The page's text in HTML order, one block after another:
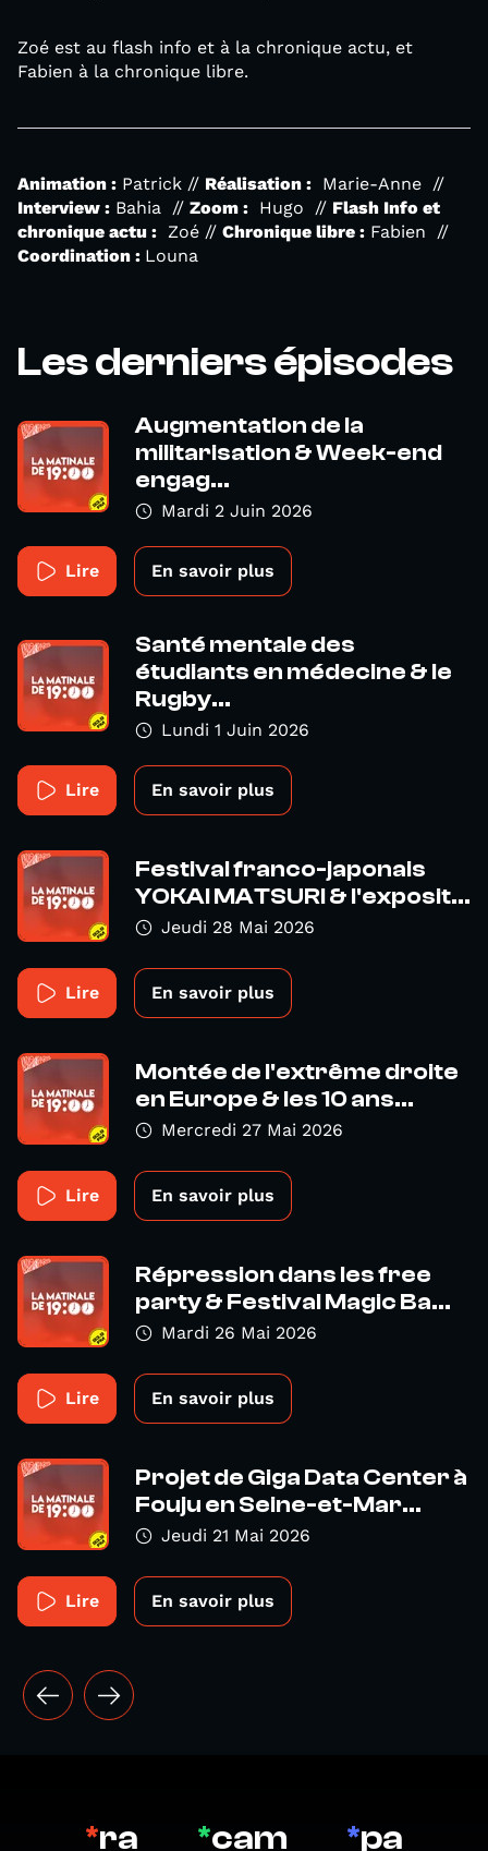
Zoé est au flash info et à la chronique actu, et
Fabien à la chronique libre.
Animation : Patrick // Réalisation : Marie-Anne //
Interview : Bahia // Zoom : Hugo // Flash Info et
chronique actu : Zoé // Chronique libre : Fabien //
Coordination : Louna
Les derniers épisodes
Augmentation de la
militarisation & Week-end
engag...
Mardi 2 Juin 2026
Lire En savoir plus
Santé mentale des
étudiants en médecine & le
Rugby...
Lundi 1 Juin 2026
Lire En savoir plus
Festival franco-japonais
YOKAI MATSURI & l'exposit...
Jeudi 28 Mai 2026
Lire En savoir plus
Montée de l'extrême droite
en Europe & les 10 ans...
Mercredi 27 Mai 2026
Lire En savoir plus
Répression dans les free
party & Festival Magic Ba...
Mardi 26 Mai 2026
Lire En savoir plus
Projet de Giga Data Center à
Fouju en Seine-et-Mar...
Jeudi 21 Mai 2026
Lire En savoir plus
*ra *cam *pa